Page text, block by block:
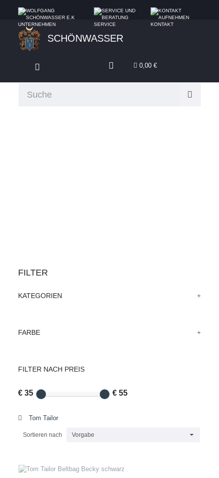
UNTERNEHMEN SERVICE KONTAKT
SCHÖNWASSER
0,00 €
FILTER
KATEGORIEN
FARBE
FILTER NACH PREIS
€ 35 € 55
Tom Tailor
Sortieren nach Vorgabe